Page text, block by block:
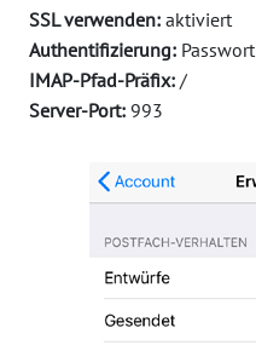
SSL verwenden: aktiviert
Authentifizierung: Passwort
IMAP-Pfad-Präfix: /
Server-Port: 993